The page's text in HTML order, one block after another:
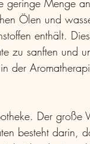
geringe Menge
Ölen und
enthält.
zu sanften und
der
Der große
besteht darin,